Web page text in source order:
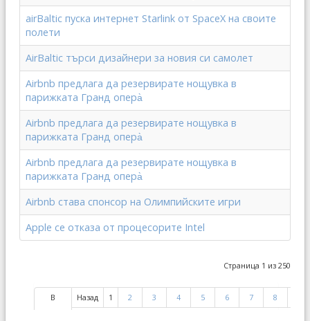
airBaltic пуска интернет Starlink от SpaceX на своите
полети
AirBaltic търси дизайнери за новия си самолет
Airbnb предлага да резервирате нощувка в
парижката Гранд опера̀
Airbnb предлага да резервирате нощувка в
парижката Гранд опера̀
Airbnb предлага да резервирате нощувка в
парижката Гранд опера̀
Airbnb става спонсор на Олимпийските игри
Apple се отказа от процесорите Intel
Страница 1 из 250
В
Назад 1 2 3 4 5 6 7 8